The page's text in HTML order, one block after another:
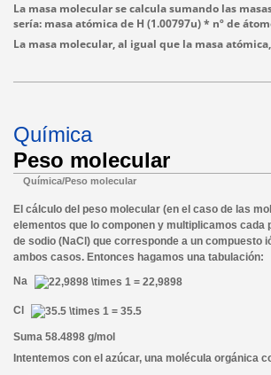
La masa molecular se calcula sumando las
sería: masa atómica de H (1.00797u) * nº de
La masa molecular, al igual que la masa
Química
Peso molecular
Química/Peso molecular
El cálculo del peso molecular (en el caso de las
elementos que lo componen y multiplicamos cada
de sodio (NaCl) que corresponde a un compuesto
ambos casos. Entonces hagamos una tabulación:
Na
Cl
Suma 58.4898 g/mol
Intentemos con el azúcar, una molécula orgánica